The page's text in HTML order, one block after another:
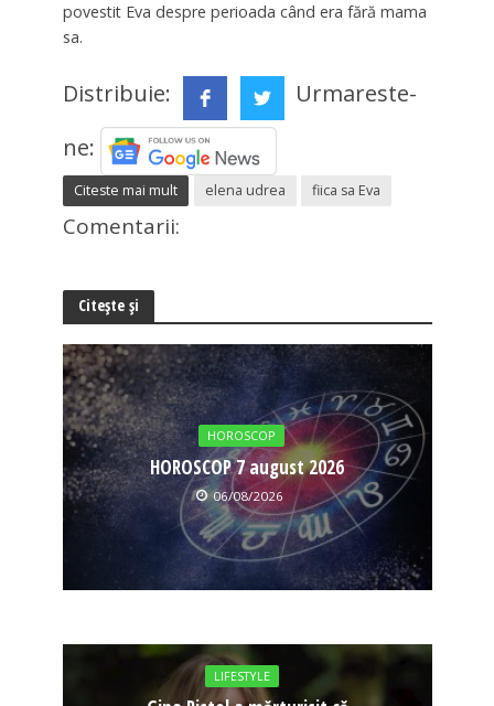
povestit Eva despre perioada când era fără mama
sa.
Distribuie:
Urmareste-
ne:
Citeste mai mult elena udrea fiica sa Eva
Comentarii:
Citește și
HOROSCOP
HOROSCOP 7 august 2026
06/08/2026
LIFESTYLE